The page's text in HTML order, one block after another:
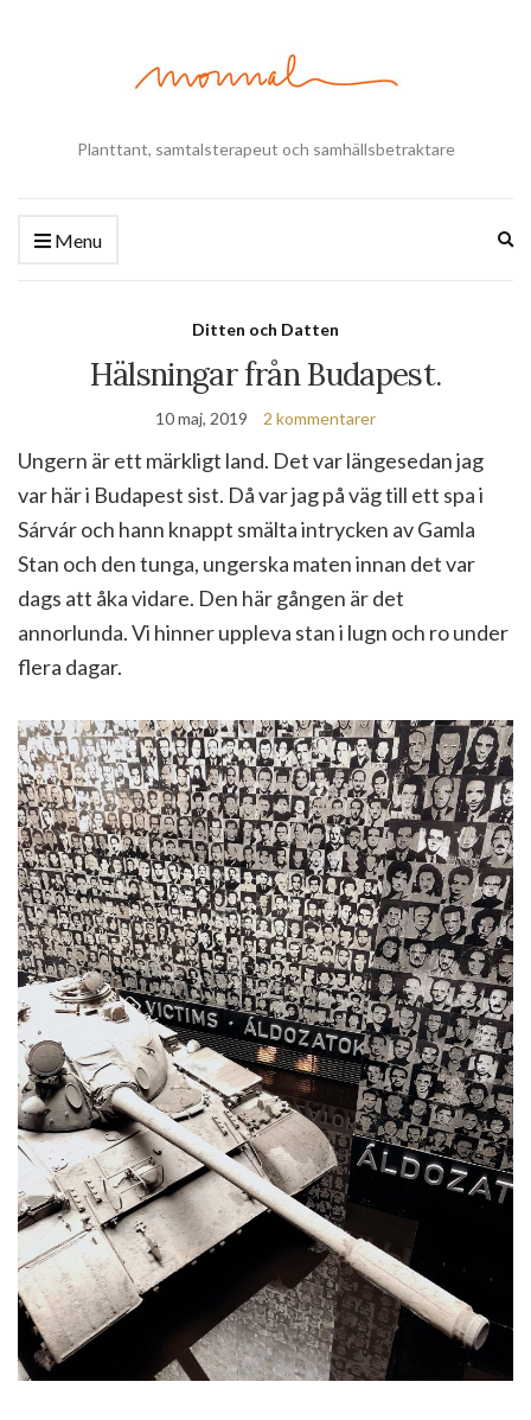
Planttant, samtalsterapeut och samhällsbetraktare
Menu
Ditten och Datten
Hälsningar från Budapest.
10 maj, 2019 2 kommentarer
Ungern är ett märkligt land. Det var längesedan jag
var här i Budapest sist. Då var jag på väg till ett spa i
Sárvár och hann knappt smälta intrycken av Gamla
Stan och den tunga, ungerska maten innan det var
dags att åka vidare. Den här gången är det
annorlunda. Vi hinner uppleva stan i lugn och ro under
flera dagar.